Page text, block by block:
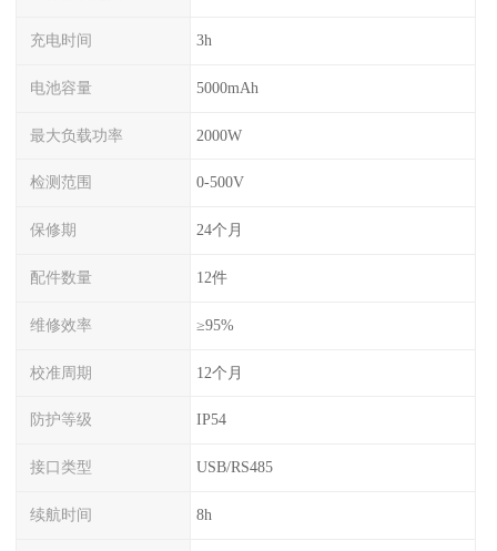
充电时间 3h
电池容量 5000mAh
最大负载功率 2000W
检测范围 0-500V
保修期 24个月
配件数量 12件
维修效率 ≥95%
校准周期 12个月
防护等级 IP54
接口类型 USB/RS485
续航时间 8h